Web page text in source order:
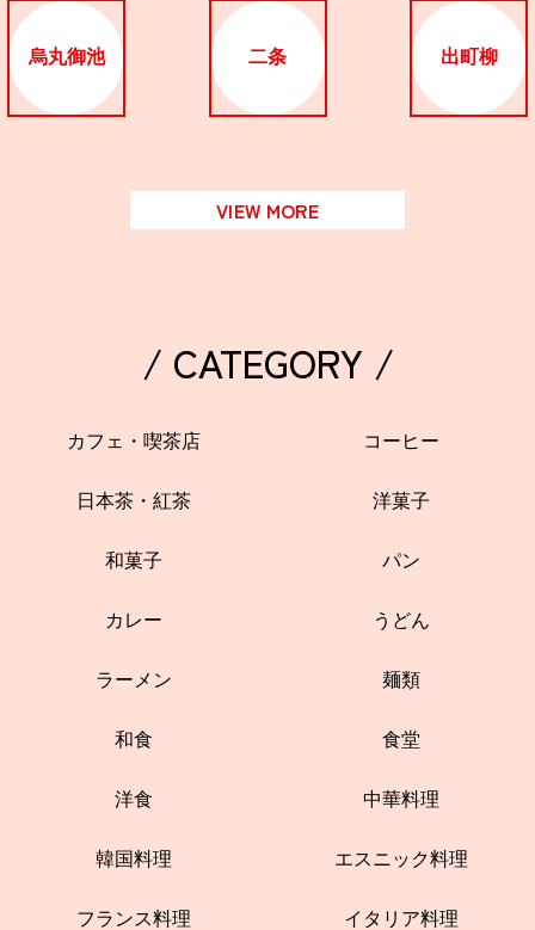
烏丸御池 二条 出町柳
VIEW MORE
/ CATEGORY /
カフェ・喫茶店 コーヒー
日本茶・紅茶 洋菓子
和菓子 パン
カレー うどん
ラーメン 麺類
和食 食堂
洋食 中華料理
韓国料理 エスニック料理
フランス料理 イタリア料理